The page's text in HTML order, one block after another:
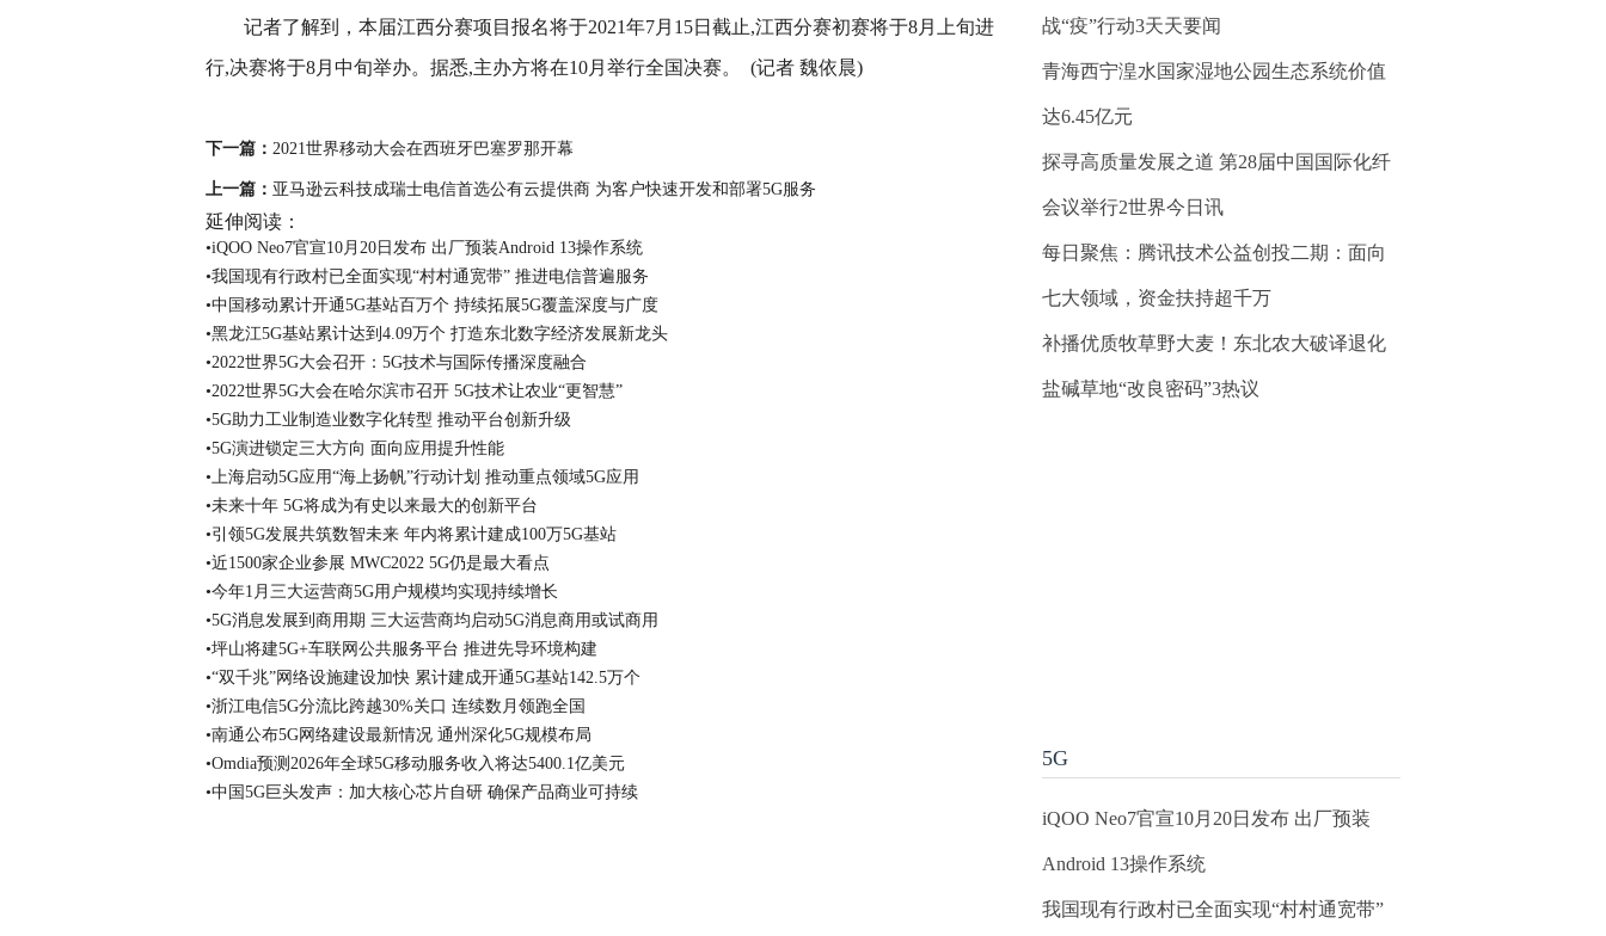
记者了解到，本届江西分赛项目报名将于2021年7月15日截止,江西分赛初赛将于8月上旬进
行,决赛将于8月中旬举办。据悉,主办方将在10月举行全国决赛。 (记者 魏依晨)
下一篇： 2021世界移动大会在西班牙巴塞罗那开幕
上一篇： 亚马逊云科技成瑞士电信首选公有云提供商 为客户快速开发和部署5G服务
延伸阅读：
•iQOO Neo7官宣10月20日发布 出厂预装Android 13操作系统
•我国现有行政村已全面实现“村村通宽带” 推进电信普遍服务
•中国移动累计开通5G基站百万个 持续拓展5G覆盖深度与广度
•黑龙江5G基站累计达到4.09万个 打造东北数字经济发展新龙头
•2022世界5G大会召开：5G技术与国际传播深度融合
•2022世界5G大会在哈尔滨市召开 5G技术让农业“更智慧”
•5G助力工业制造业数字化转型 推动平台创新升级
•5G演进锁定三大方向 面向应用提升性能
•上海启动5G应用“海上扬帆”行动计划 推动重点领域5G应用
•未来十年 5G将成为有史以来最大的创新平台
•引领5G发展共筑数智未来 年内将累计建成100万5G基站
•近1500家企业参展 MWC2022 5G仍是最大看点
•今年1月三大运营商5G用户规模均实现持续增长
•5G消息发展到商用期 三大运营商均启动5G消息商用或试商用
•坪山将建5G+车联网公共服务平台 推进先导环境构建
•“双千兆”网络设施建设加快 累计建成开通5G基站142.5万个
•浙江电信5G分流比跨越30%关口 连续数月领跑全国
•南通公布5G网络建设最新情况 通州深化5G规模布局
•Omdia预测2026年全球5G移动服务收入将达5400.1亿美元
•中国5G巨头发声：加大核心芯片自研 确保产品商业可持续
战“疫”行动3天天要闻
青海西宁湟水国家湿地公园生态系统价值
达6.45亿元
探寻高质量发展之道 第28届中国国际化纤
会议举行2世界今日讯
每日聚焦：腾讯技术公益创投二期：面向
七大领域，资金扶持超千万
补播优质牧草野大麦！东北农大破译退化
盐碱草地“改良密码”3热议
5G
iQOO Neo7官宣10月20日发布 出厂预装
Android 13操作系统
我国现有行政村已全面实现“村村通宽带”